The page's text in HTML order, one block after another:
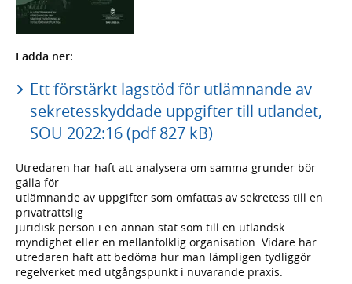
Ladda ner:
Ett förstärkt lagstöd för utlämnande av
sekretesskyddade uppgifter till utlandet,
SOU 2022:16 (pdf 827 kB)
Utredaren har haft att analysera om samma grunder bör
gälla för
utlämnande av uppgifter som omfattas av sekretess till en
privaträttslig
juridisk person i en annan stat som till en utländsk
myndighet eller en mellanfolklig organisation. Vidare har
utredaren haft att bedöma hur man lämpligen tydliggör
regelverket med utgångspunkt i nuvarande praxis.